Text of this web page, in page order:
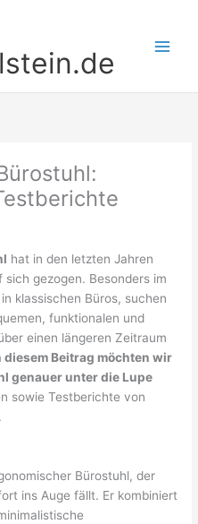
hat in den letzten Jahren
gezogen. Besonders im
klassischen Büros, suchen
funktionalen und
einen längeren Zeitraum
diesem Beitrag möchten wir
genauer unter die Lupe
sowie Testberichte von
Bürostuhl, der
ins Auge fällt. Er kombiniert